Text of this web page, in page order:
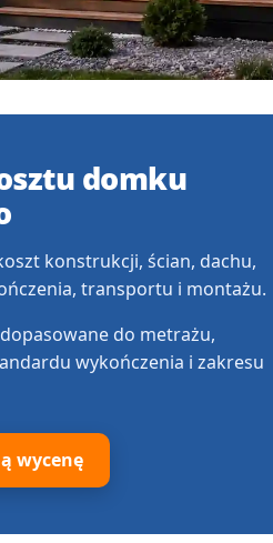
domku
konstrukcji, ścian, dachu,
transportu i montażu.
do metrażu,
wykończenia i zakresu
wycenę